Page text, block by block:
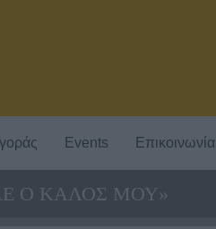
Events Επικοινωνία
Ο ΚΑΛΟΣ ΜΟΥ»